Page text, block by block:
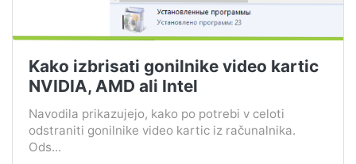
Kako izbrisati gonilnike video kartic
NVIDIA, AMD ali Intel
Navodila prikazujejo, kako po potrebi v celoti
odstraniti gonilnike video kartic iz računalnika.
Ods...